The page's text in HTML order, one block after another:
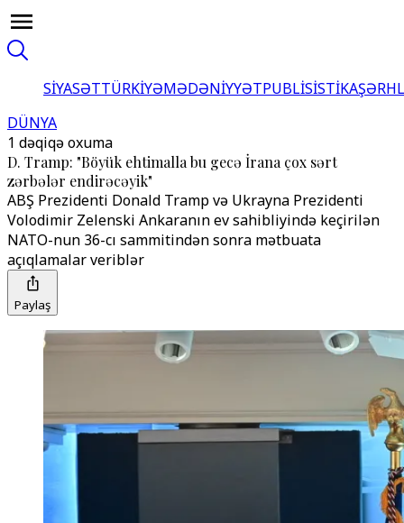
SİYASƏTTÜRKİYƏMƏDƏNİYYƏTPUBLİSİSTİKA
DÜNYA
1 dəqiqə oxuma
D. Tramp: "Böyük ehtimalla bu gecə İrana çox sərt
zərbələr endirəcəyik"
ABŞ Prezidenti Donald Tramp və Ukrayna Prezidenti
Volodimir Zelenski Ankaranın ev sahibliyində keçirilən
NATO-nun 36-cı sammitindən sonra mətbuata
açıqlamalar veriblər
Paylaş